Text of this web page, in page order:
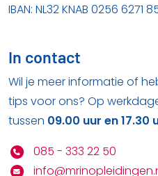
IBAN: NL32 KNAB 0256 6271
In contact
Wil je meer informatie of
tips voor ons? Op
tussen 09.00 uur en 17.30
085 - 333 22 50